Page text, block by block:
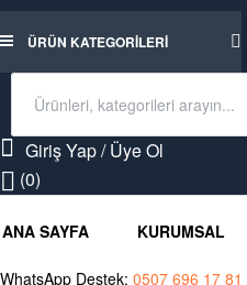
ÜRÜN KATEGORILERI
Search
for:Giriş Yap / Üye Ol
(0)
ANA SAYFA KURUMSAL
WhatsApp Destek: 0507 696 17 81